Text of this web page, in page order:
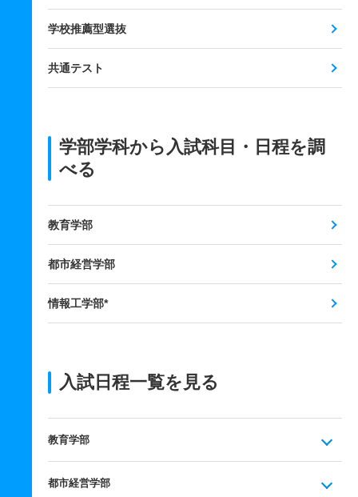
学校推薦型選抜
共通テスト
学部学科から入試科目・日程を調
べる
教育学部
都市経営学部
情報工学部*
入試日程一覧を見る
教育学部
都市経営学部